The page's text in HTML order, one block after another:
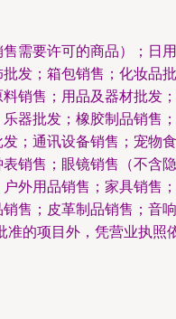
需要许可的商品）；日
发；箱包销售；化妆品
销售；用品及器材批发
器批发；橡胶制品销售
；通讯设备销售；宠物
销售；眼镜销售（不含
外用品销售；家具销售
售；皮革制品销售；音
准的项目外，凭营业执照